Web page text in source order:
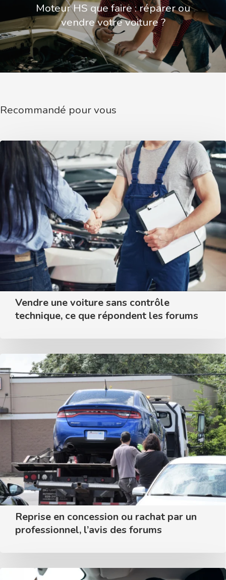
Moteur HS que faire : réparer ou
vendre votre voiture ?
Recommandé pour vous
Vendre une voiture sans contrôle
technique, ce que répondent les forums
Reprise en concession ou rachat par un
professionnel, l’avis des forums